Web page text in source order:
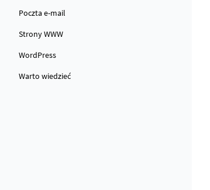
Poczta e-mail
Strony WWW
WordPress
Warto wiedzieć